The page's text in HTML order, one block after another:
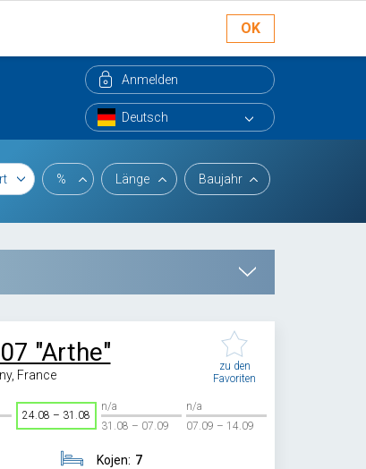
OK
Anmelden
% Länge Baujahr
"Arthe"
France
zu den
Favoriten
24.08 – 31.08
n/a
31.08 – 07.09
n/a
07.09 – 14.09
Kojen: 7